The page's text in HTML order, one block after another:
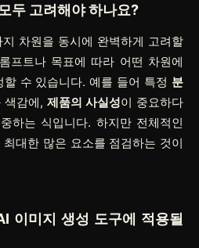
두 고려해야 하나요?
차원을 동시에 완벽하게 고려할
프트나 목표에 따라 어떤 차원에
수 있습니다. 예를 들어 특정 분
색감에, 제품의 사실성이 중요하다
하는 식입니다. 하지만 전체적인
대한 많은 요소를 점검하는 것이
이미지 생성 도구에 적용될